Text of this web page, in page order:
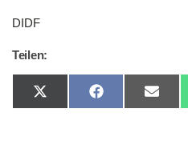
DIDF
Teilen:
Share
on
Share
on
Share
on